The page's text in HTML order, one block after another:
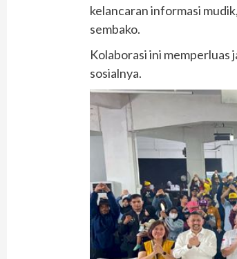
kelancaran informasi
sembako.
Kolaborasi ini memperluas
sosialnya.